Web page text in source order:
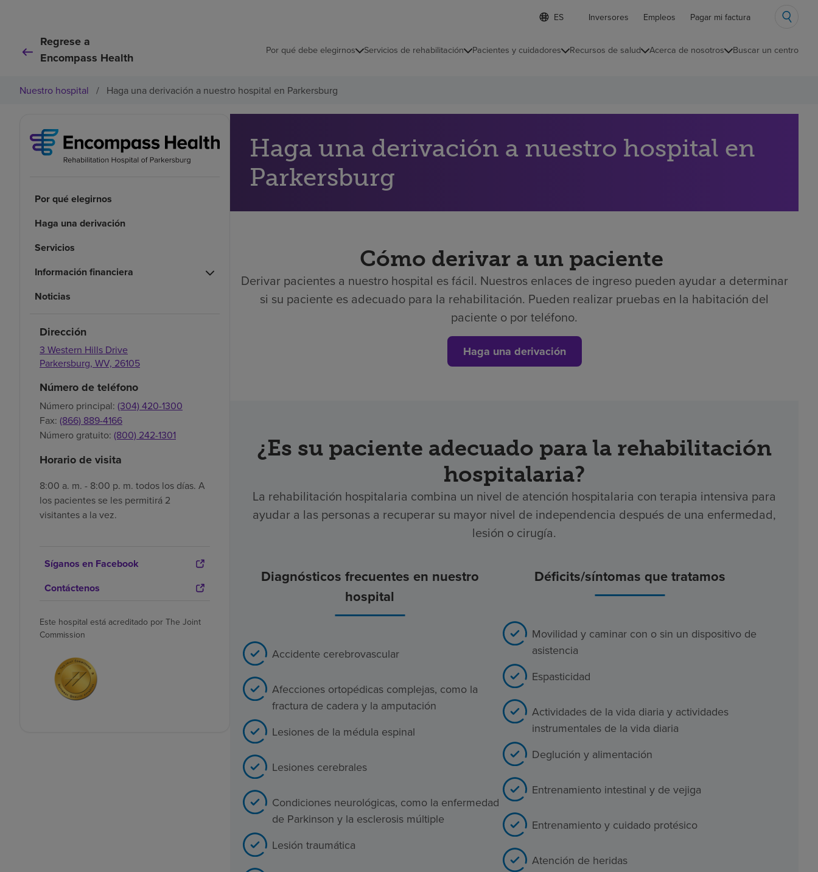
Lista
de
contraída
d
o
m
e
i
Inversores Empleos Pagar mi factura
Regrese a
Encompass Health
Por qué debe elegirnos Servicios de rehabilitación Pacientes y cuidadores Recursos de salud Acerca de nosotros Buscar un centro
Nuestro hospital / Haga una derivación a nuestro hospital en Parkersburg
Por qué elegirnos
Haga una derivación
Servicios
Información financiera
Noticias
Dirección
3 Western Hills Drive
Parkersburg, WV, 26105
Número de teléfono
Número principal: (304) 420-1300
Fax: (866) 889-4166
Número gratuito: (800) 242-1301
Horario de visita
8:00 a. m. - 8:00 p. m. todos los días. A
los pacientes se les permitirá 2
visitantes a la vez.
Síganos en Facebook
Contáctenos
Este hospital está acreditado por The Joint
Commission
Haga una derivación a nuestro hospital en
Parkersburg
Cómo derivar a un paciente
Derivar pacientes a nuestro hospital es fácil. Nuestros enlaces de ingreso pueden ayudar a determinar
si su paciente es adecuado para la rehabilitación. Pueden realizar pruebas en la habitación del
paciente o por teléfono.
Haga una derivación
¿Es su paciente adecuado para la rehabilitación
hospitalaria?
La rehabilitación hospitalaria combina un nivel de atención hospitalaria con terapia intensiva para
ayudar a las personas a recuperar su mayor nivel de independencia después de una enfermedad,
lesión o cirugía.
Diagnósticos frecuentes en nuestro
hospital
Accidente cerebrovascular
Afecciones ortopédicas complejas, como la
fractura de cadera y la amputación
Lesiones de la médula espinal
Lesiones cerebrales
Condiciones neurológicas, como la enfermedad
de Parkinson y la esclerosis múltiple
Lesión traumática
Déficits/síntomas que tratamos
Movilidad y caminar con o sin un dispositivo de
asistencia
Espasticidad
Actividades de la vida diaria y actividades
instrumentales de la vida diaria
Deglución y alimentación
Entrenamiento intestinal y de vejiga
Entrenamiento y cuidado protésico
Atención de heridas